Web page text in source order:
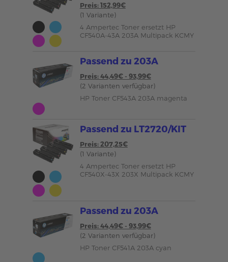
Preis: 152,99€
(1 Variante)
4 Ampertec Toner ersetzt HP
CF540A-43A 203A Multipack KCMY
Passend zu 203A
Preis: 44,49€ - 93,99€
(2 Varianten verfügbar)
HP Toner CF543A 203A magenta
Passend zu LT2720/KIT
Preis: 207,25€
(1 Variante)
4 Ampertec Toner ersetzt HP
CF540X-43X 203X Multipack KCMY
Passend zu 203A
Preis: 44,49€ - 93,99€
(2 Varianten verfügbar)
HP Toner CF541A 203A cyan